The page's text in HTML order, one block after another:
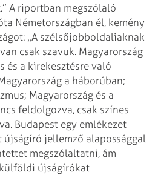
A riportban megszólaló
Németországban él, kemény
„A szélsőjobboldaliaknak
csak szavuk. Magyarország
és a kirekesztésre való
a háborúban;
Magyarország és a
feldolgozva, csak színes
Budapest egy emlékezet
újságíró jellemző alapossággal
megszólaltatni, ám
újságírókat